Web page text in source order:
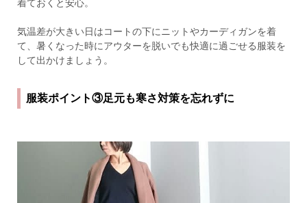
着ておくと安心。
気温差が大きい日はコートの下にニットやカーディガンを着
て、暑くなった時にアウターを脱いでも快適に過ごせる服装を
して出かけましょう。
服装ポイント③足元も寒さ対策を忘れずに